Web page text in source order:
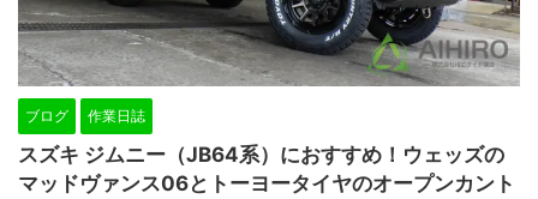
ブログ 作業日誌
スズキ ジムニー（JB64系）におすすめ！ウェッズの
マッドヴァンス06とトーヨータイヤのオープンカント